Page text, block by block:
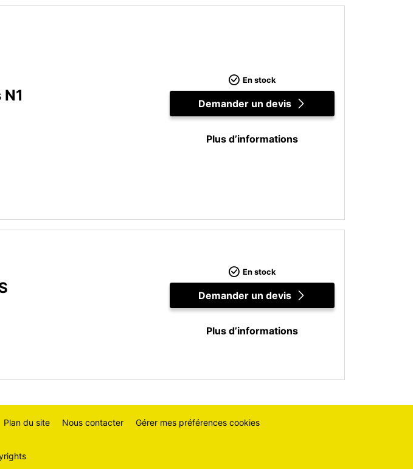
En stock
Demander un devis
Plus d’informations
En stock
Demander un devis
Plus d’informations
Plan du site Nous contacter Gérer mes préférences cookies